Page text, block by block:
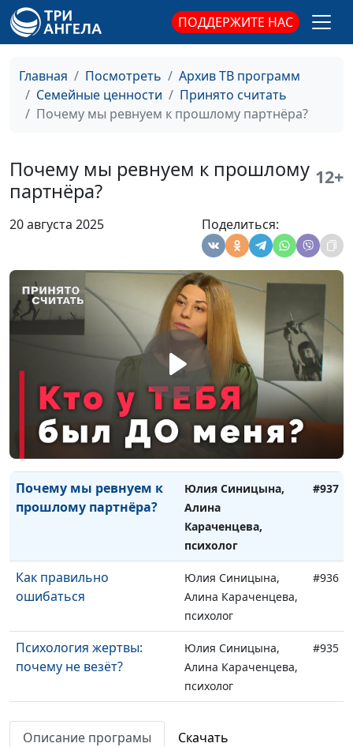
ПОДДЕРЖИТЕ НАС
Главная Посмотреть
Архив ТВ программ
Семейные ценности
Принято считать
Почему мы ревнуем к прошлому партнёра?
Почему мы ревнуем к прошлому
партнёра?
12+
20 августа 2025 Поделиться:
исцелению
Алина Караченцева,
психолог
христиански
Алина Караченцева,
психолог
неудачи
психолог
Почему люди любят
страдать?
Алина Караченцева,
психолог
Как распознать
манипулятора в близком
человеке
Юлия Синицына,
Алина Караченцева,
психолог
депрессии — как?
Юлия Синицына,
Алина Караченцева,
психолог
#939
Кризис 30+: жизнь
прошла мимо?
Юлия Синицына,
Алина Караченцева,
психолог
#938
Почему мы ревнуем к
прошлому партнёра?
Юлия Синицына,
Алина
Караченцева,
психолог
#937
Как правильно
ошибаться
Юлия Синицына,
Алина Караченцева,
психолог
#936
Психология жертвы:
почему не везёт?
Юлия Синицына,
Алина Караченцева,
психолог
#935
Злость на близких:
почему это происходит?
Алина Караченцева,
Описание програмы Скачать